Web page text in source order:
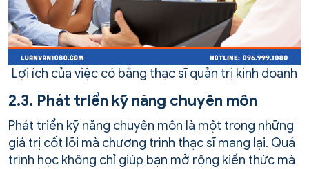
Lợi ích của việc có bằng thạc sĩ quản trị kinh doanh
2.3. Phát triển kỹ năng chuyên môn
Phát triển kỹ năng chuyên môn là một trong những
giá trị cốt lõi mà chương trình thạc sĩ mang lại. Quá
trình học không chỉ giúp bạn mở rộng kiến thức mà